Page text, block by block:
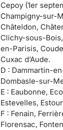
Cepoy (1er
Champigny-sur-
Châteldon,
Clichy-sous-
en-Parisis,
Cuxac d’Aude.
D : Dammartin-
Dombasle-sur-
E : Eaubonne,
Estevelles,
F : Fenain,
Florensac,